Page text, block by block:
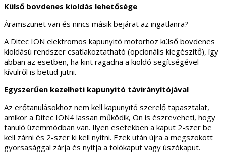
Külső bovdenes kioldás lehetősége
Áramszünet van és nincs másik bejárat az ingatlanra?
A Ditec ION elektromos kapunyitó motorhoz külső bovdenes
kioldású rendszer csatlakoztatható (opcionális kiegészítő), így
abban az esetben, ha kint ragadna a kioldó segítségével
kívülről is betud jutni.
Egyszerűen kezelheti kapunyitó távirányítójával
Az erőtanulásokhoz nem kell kapunyitó szerelő tapasztalat,
amikor a Ditec ION4 lassan működik, Ön is észreveheti, hogy
tanuló üzemmódban van. Ilyen esetekben a kaput 2-szer be
kell zárni és 2-szer ki kell nyitni. Ezek után újra a megszokott
gyorsasággal zárja és nyitja a tolókaput vagy úszókaput.